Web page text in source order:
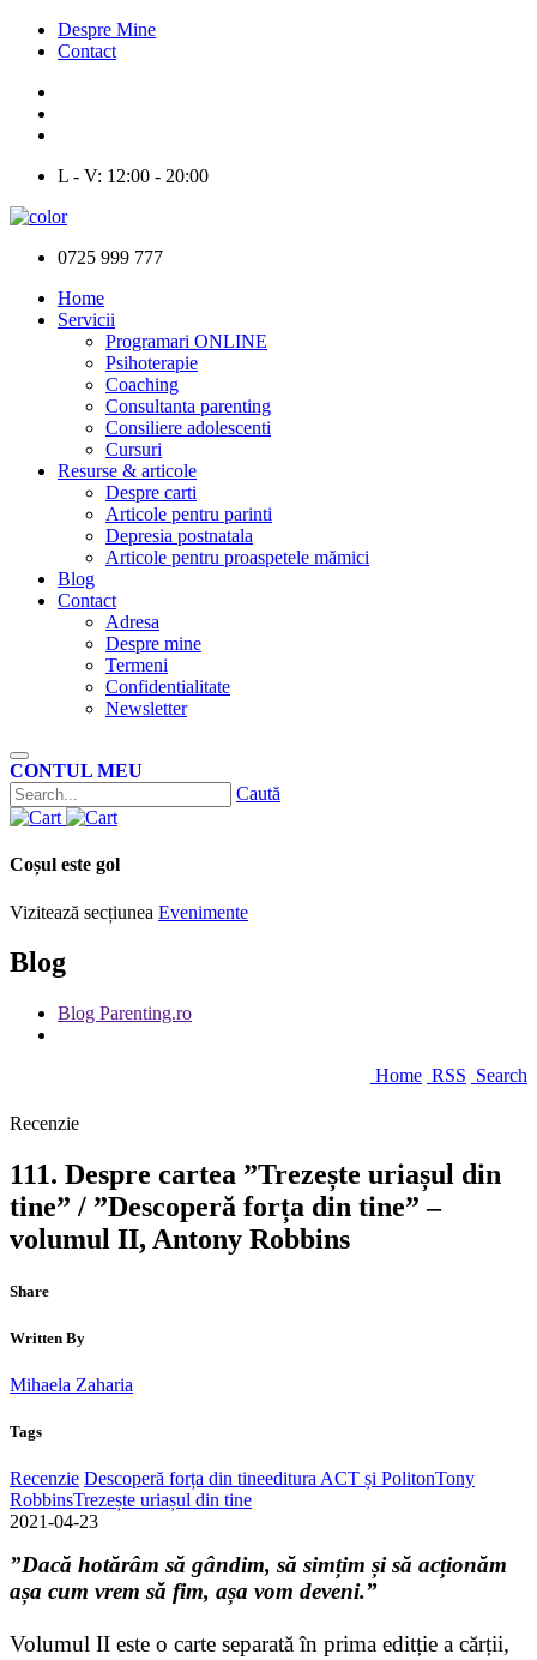
Despre Mine
Contact
L - V: 12:00 - 20:00
0725 999 777
Home
Servicii
Programari ONLINE
Psihoterapie
Coaching
Consultanta parenting
Consiliere adolescenti
Cursuri
Resurse & articole
Despre carti
Articole pentru parinti
Depresia postnatala
Articole pentru proaspetele mămici
Blog
Contact
Adresa
Despre mine
Termeni
Confidentialitate
Newsletter
CONTUL MEU
Caută
Coșul este gol
Vizitează secțiunea Evenimente
Blog
Blog Parenting.ro
Home RSS Search
Recenzie
111. Despre cartea ”Trezește uriașul din
tine” / ”Descoperă forța din tine” –
volumul II, Antony Robbins
Share
Written By
Mihaela Zaharia
Tags
Recenzie Descoperă forța din tineeditura ACT și PolitonTony
RobbinsTrezește uriașul din tine
2021-04-23
”Dacă hotărâm să gândim, să simțim și să acționăm
așa cum vrem să fim, așa vom deveni.”
Volumul II este o carte separată în prima editție a cărții,